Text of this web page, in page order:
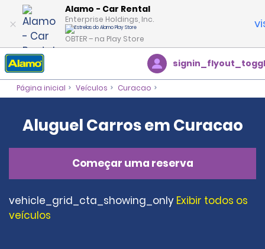
Alamo - Car Rental
Enterprise Holdings, Inc.
OBTER – na Play Store
Página inicial Veículos Curacao
Aluguel Carros em Curacao
Começar uma reserva
vehicle_grid_cta_showing_only Exibir todos os
veículos